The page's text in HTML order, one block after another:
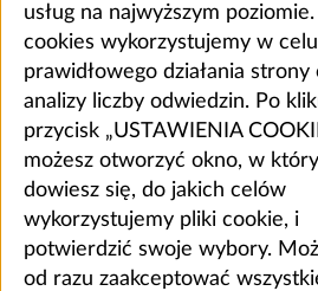
usług na najwyższym
cookies wykorzystujemy w celu
prawidłowego działania strony
analizy liczby odwiedzin. Po
przycisk „USTAWIENIA
możesz otworzyć okno, w
dowiesz się, do jakich celów
wykorzystujemy pliki cookie, i
potwierdzić swoje wybory.
od razu zaakceptować